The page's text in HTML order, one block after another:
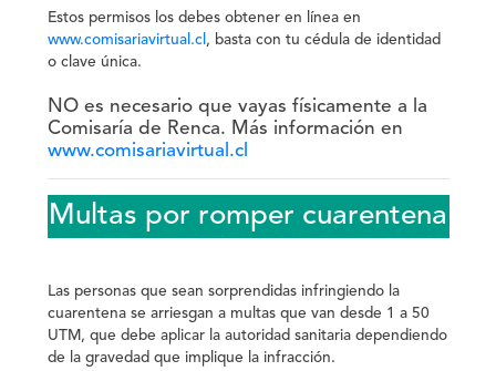
Estos permisos los debes obtener en línea en
www.comisariavirtual.cl , basta con tu cédula de identidad
o clave única.
NO es necesario que vayas físicamente a la
Comisaría de Renca. Más información en
www.comisariavirtual.cl
Multas por romper cuarentena
Las personas que sean sorprendidas infringiendo la
cuarentena se arriesgan a multas que van desde 1 a 50
UTM , que debe aplicar la autoridad sanitaria dependiendo
de la gravedad que implique la infracción.